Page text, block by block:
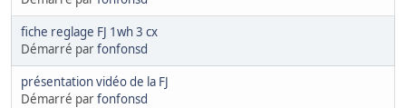
fiche reglage FJ 1wh 3 cx
Démarré parfonfonsd
présentation vidéo de la FJ
Démarré parfonfonsd